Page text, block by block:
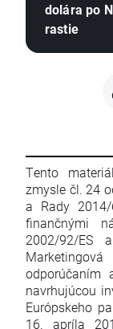
dolára po
rastie
Tento
zmysle čl. 24
a Rady
finančnými
2002/92/ES
odporúčaním
navrhujúcou
Európskeho
16. apríla